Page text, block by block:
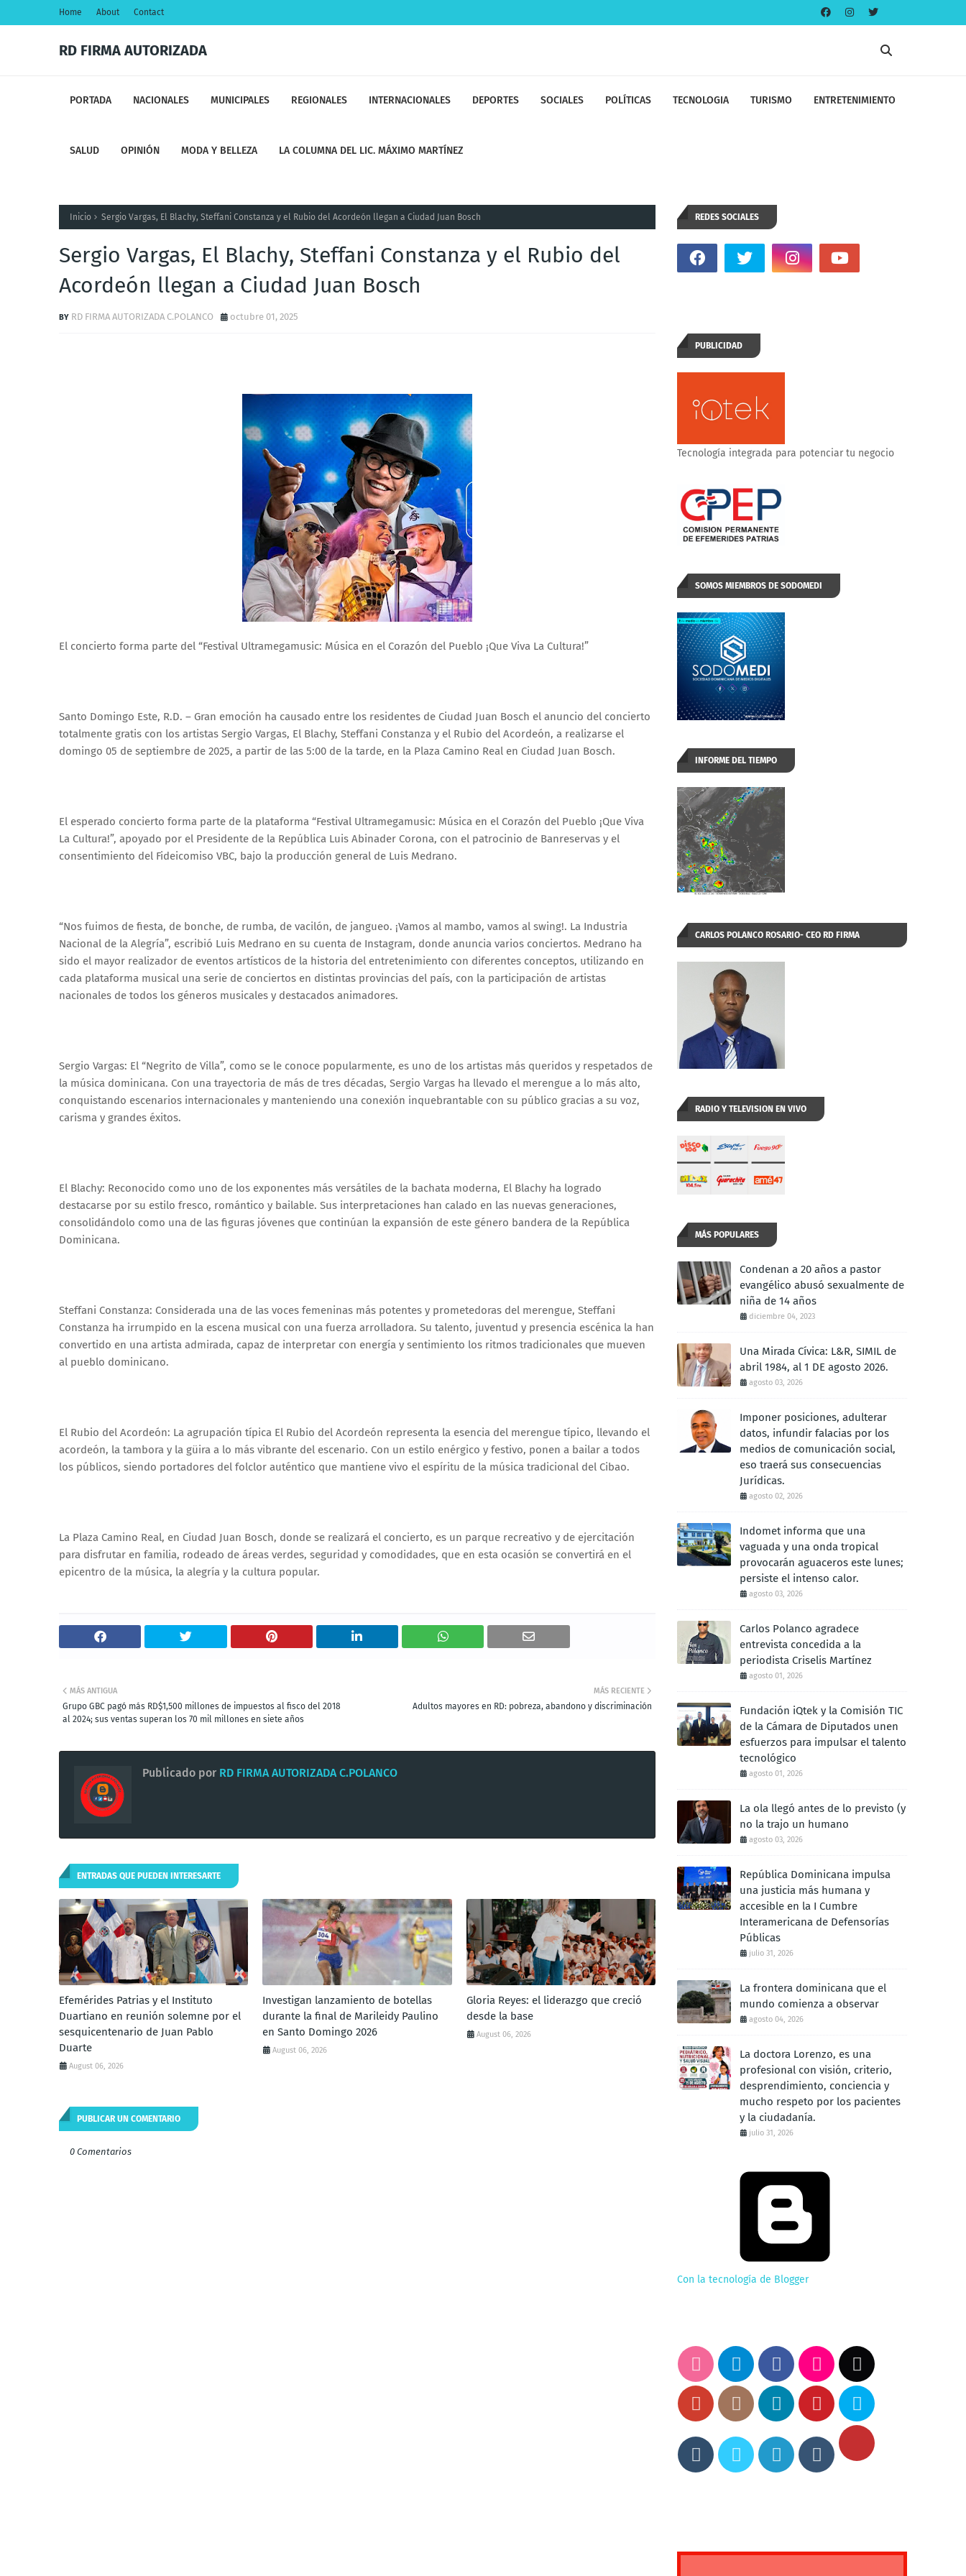
Home About Contact
RD FIRMA AUTORIZADA
PORTADA NACIONALES MUNICIPALES REGIONALES INTERNACIONALES DEPORTES SOCIALES POLÍTICAS TECNOLOGIA TURISMO ENTRETENIMIENTO
SALUD OPINIÓN MODA Y BELLEZA LA COLUMNA DEL LIC. MÁXIMO MARTÍNEZ
Inicio Sergio Vargas, El Blachy, Steffani Constanza y el Rubio del Acordeón llegan a Ciudad Juan Bosch
Sergio Vargas, El Blachy, Steffani Constanza y el Rubio del
Acordeón llegan a Ciudad Juan Bosch
RD FIRMA AUTORIZADA C.POLANCO octubre 01, 2025
El concierto forma parte del “Festival Ultramegamusic: Música en el Corazón del Pueblo ¡Que Viva La Cultura!”
Santo Domingo Este, R.D. – Gran emoción ha causado entre los residentes de Ciudad Juan Bosch el anuncio del concierto
totalmente gratis con los artistas Sergio Vargas, El Blachy, Steffani Constanza y el Rubio del Acordeón, a realizarse el
domingo 05 de septiembre de 2025, a partir de las 5:00 de la tarde, en la Plaza Camino Real en Ciudad Juan Bosch.
El esperado concierto forma parte de la plataforma “Festival Ultramegamusic: Música en el Corazón del Pueblo ¡Que Viva
La Cultura!”, apoyado por el Presidente de la República Luis Abinader Corona, con el patrocinio de Banreservas y el
consentimiento del Fideicomiso VBC, bajo la producción general de Luis Medrano.
“Nos fuimos de fiesta, de bonche, de rumba, de vacilón, de jangueo. ¡Vamos al mambo, vamos al swing!. La Industria
Nacional de la Alegría”, escribió Luis Medrano en su cuenta de Instagram, donde anuncia varios conciertos. Medrano ha
sido el mayor realizador de eventos artísticos de la historia del entretenimiento con diferentes conceptos, utilizando en
cada plataforma musical una serie de conciertos en distintas provincias del país, con la participación de artistas
nacionales de todos los géneros musicales y destacados animadores.
Sergio Vargas: El “Negrito de Villa”, como se le conoce popularmente, es uno de los artistas más queridos y respetados de
la música dominicana. Con una trayectoria de más de tres décadas, Sergio Vargas ha llevado el merengue a lo más alto,
conquistando escenarios internacionales y manteniendo una conexión inquebrantable con su público gracias a su voz,
carisma y grandes éxitos.
El Blachy: Reconocido como uno de los exponentes más versátiles de la bachata moderna, El Blachy ha logrado
destacarse por su estilo fresco, romántico y bailable. Sus interpretaciones han calado en las nuevas generaciones,
consolidándolo como una de las figuras jóvenes que continúan la expansión de este género bandera de la República
Dominicana.
Steffani Constanza: Considerada una de las voces femeninas más potentes y prometedoras del merengue, Steffani
Constanza ha irrumpido en la escena musical con una fuerza arrolladora. Su talento, juventud y presencia escénica la han
convertido en una artista admirada, capaz de interpretar con energía y sentimiento los ritmos tradicionales que mueven
al pueblo dominicano.
El Rubio del Acordeón: La agrupación típica El Rubio del Acordeón representa la esencia del merengue típico, llevando el
acordeón, la tambora y la güira a lo más vibrante del escenario. Con un estilo enérgico y festivo, ponen a bailar a todos
los públicos, siendo portadores del folclor auténtico que mantiene vivo el espíritu de la música tradicional del Cibao.
La Plaza Camino Real, en Ciudad Juan Bosch, donde se realizará el concierto, es un parque recreativo y de ejercitación
para disfrutar en familia, rodeado de áreas verdes, seguridad y comodidades, que en esta ocasión se convertirá en el
epicentro de la música, la alegría y la cultura popular.
MÁS RECIENTE
Adultos mayores en RD: pobreza, abandono y discriminación
MÁS ANTIGUA
Grupo GBC pagó más RD$1,500 millones de impuestos al fisco del 2018
al 2024; sus ventas superan los 70 mil millones en siete años
Publicado por RD FIRMA AUTORIZADA C.POLANCO
ENTRADAS QUE PUEDEN INTERESARTE
Efemérides Patrias y el Instituto
Duartiano en reunión solemne por el
sesquicentenario de Juan Pablo
Duarte
August 06, 2026
Investigan lanzamiento de botellas
durante la final de Marileidy Paulino
en Santo Domingo 2026
August 06, 2026
Gloria Reyes: el liderazgo que creció
desde la base
August 06, 2026
PUBLICAR UN COMENTARIO
0 Comentarios
REDES SOCIALES
PUBLICIDAD
Tecnología integrada para potenciar tu negocio
SOMOS MIEMBROS DE SODOMEDI
INFORME DEL TIEMPO
CARLOS POLANCO ROSARIO- CEO RD FIRMA
AUTORIZADA
RADIO Y TELEVISION EN VIVO
MÁS POPULARES
Condenan a 20 años a pastor
evangélico abusó sexualmente de
niña de 14 años
diciembre 04, 2023
Una Mirada Cívica: L&R, SIMIL de
abril 1984, al 1 DE agosto 2026.
agosto 03, 2026
Imponer posiciones, adulterar
datos, infundir falacias por los
medios de comunicación social,
eso traerá sus consecuencias
Jurídicas.
agosto 02, 2026
Indomet informa que una
vaguada y una onda tropical
provocarán aguaceros este lunes;
persiste el intenso calor.
agosto 03, 2026
Carlos Polanco agradece
entrevista concedida a la
periodista Criselis Martínez
agosto 01, 2026
Fundación iQtek y la Comisión TIC
de la Cámara de Diputados unen
esfuerzos para impulsar el talento
tecnológico
agosto 01, 2026
La ola llegó antes de lo previsto (y
no la trajo un humano
agosto 03, 2026
República Dominicana impulsa
una justicia más humana y
accesible en la I Cumbre
Interamericana de Defensorías
Públicas
julio 31, 2026
La frontera dominicana que el
mundo comienza a observar
agosto 04, 2026
La doctora Lorenzo, es una
profesional con visión, criterio,
desprendimiento, conciencia y
mucho respeto por los pacientes
y la ciudadanía.
julio 31, 2026
Con la tecnología de Blogger